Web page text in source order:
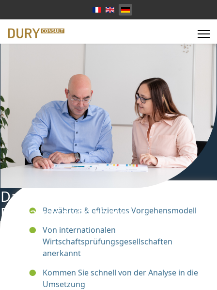
Sprache auswählen
Datenschutzaudit & Datenschutz
Bestandsaufnahme
Bewährtes & effizientes Vorgehensmodell
Von internationalen
Wirtschaftsprüfungsgesellschaften
anerkannt
Kommen Sie schnell von der Analyse in die
Umsetzung